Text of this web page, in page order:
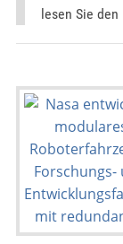
lesen Sie